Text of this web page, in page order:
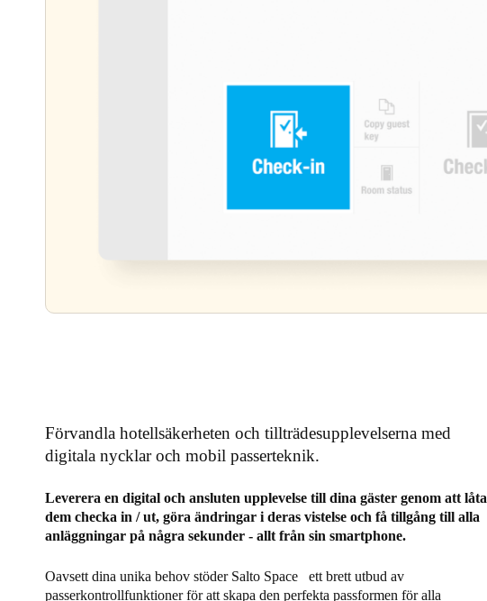
Förvandla hotellsäkerheten och tillträdesupplevelserna med
digitala nycklar och mobil passerteknik.
Leverera en digital och ansluten upplevelse till dina gäster genom att låta
dem checka in / ut, göra ändringar i deras vistelse och få tillgång till alla
anläggningar på några sekunder - allt från sin smartphone.
Oavsett dina unika behov stöder Salto Space ett brett utbud av
passerkontrollfunktioner för att skapa den perfekta passformen för alla